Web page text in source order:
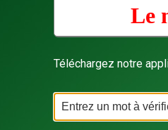
Le
Téléchargez notre